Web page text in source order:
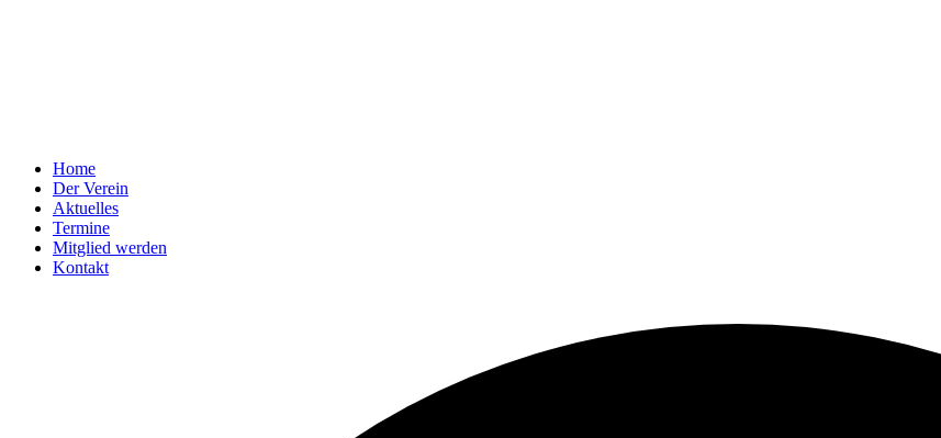
Home
Der Verein
Aktuelles
Termine
Mitglied werden
Kontakt